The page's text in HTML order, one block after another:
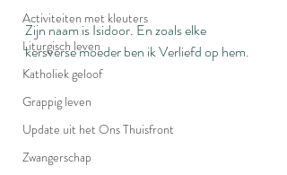
Activiteiten met kleuters
Liturgisch leven
Katholiek geloof
Grappig leven
Update uit het Ons Thuisfront
Zwangerschap
Zijn naam is Isidoor. En zoals elke
kersverse moeder ben ik Verliefd op hem.